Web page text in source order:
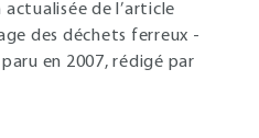
de l’article
des déchets ferreux -
en 2007, rédigé par